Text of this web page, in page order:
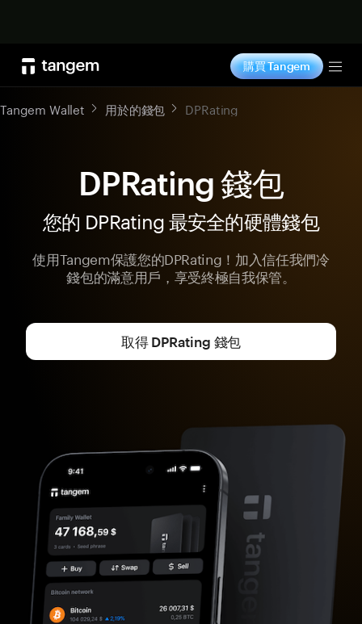
購買 Tangem
Tangem Wallet 用於的錢包 DPRating
DPRating 錢包
您的 DPRating 最安全的硬體錢包
使用Tangem保護您的DPRating！加入信任我們冷
錢包的滿意用戶，享受終極自我保管。
取得 DPRating 錢包